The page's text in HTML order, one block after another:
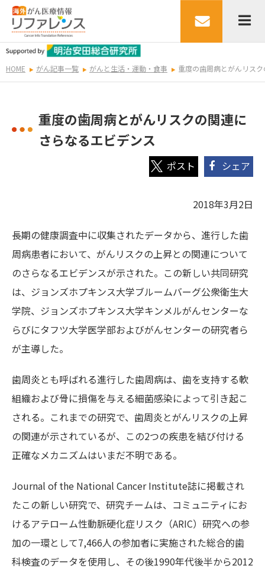
HOME がん記事一覧 がんと生活・運動・食事 重度の歯周病とがんリス
重度の歯周病とがんリスクの関連に
さらなるエビデンス
シェア
2018年3月2日
長期の健康調査中に収集されたデータから、進行した歯
周病患者において、がんリスクの上昇との関連について
のさらなるエビデンスが示された。この新しい共同研究
は、ジョンズホプキンス大学ブルームバーグ公衆衛生大
学院、ジョンズホプキンス大学キンメルがんセンターな
らびにタフツ大学医学部およびがんセンターの研究者ら
が主導した。
歯周炎とも呼ばれる進行した歯周病は、歯を支持する軟
組織および骨に損傷を与える細菌感染によって引き起こ
される。これまでの研究で、歯周炎とがんリスクの上昇
の関連が示されているが、この2つの疾患を結び付ける
正確なメカニズムはいまだ不明である。
Journal of the National Cancer Institute誌に掲載され
たこの新しい研究で、研究チームは、コミュニティにお
けるアテローム性動脈硬化症リスク（ARIC）研究への参
加の一環として7,466人の参加者に実施された総合的歯
科検査のデータを使用し、その後1990年代後半から2012